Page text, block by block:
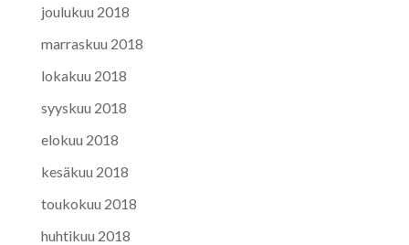
joulukuu 2018
marraskuu 2018
lokakuu 2018
syyskuu 2018
elokuu 2018
kesäkuu 2018
toukokuu 2018
huhtikuu 2018